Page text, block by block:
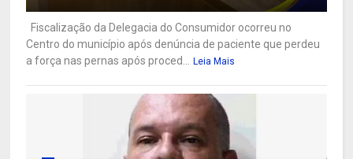
Fiscalização da Delegacia do Consumidor ocorreu no
Centro do município após denúncia de paciente que perdeu
a força nas pernas após proced...
Leia Mais